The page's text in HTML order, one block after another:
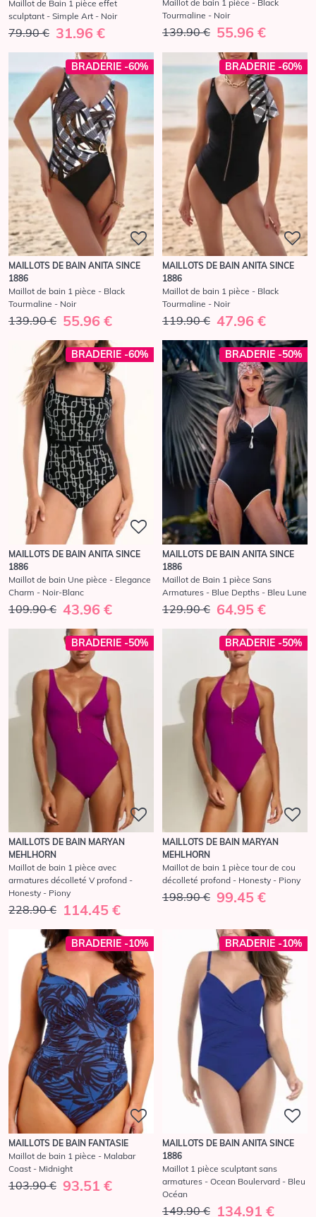
Maillot de Bain 1 pièce effet
sculptant - Simple Art - Noir
79.90 € 31.96 €
Maillot de bain 1 pièce - Black
Tourmaline - Noir
139.90 € 55.96 €
BRADERIE -60%
MAILLOTS DE BAIN ANITA SINCE
1886
Maillot de bain 1 pièce - Black
Tourmaline - Noir
139.90 € 55.96 €
BRADERIE -60%
MAILLOTS DE BAIN ANITA SINCE
1886
Maillot de bain 1 pièce - Black
Tourmaline - Noir
119.90 € 47.96 €
BRADERIE -60%
MAILLOTS DE BAIN ANITA SINCE
1886
Maillot de bain Une pièce - Elegance
Charm - Noir-Blanc
109.90 € 43.96 €
BRADERIE -50%
MAILLOTS DE BAIN ANITA SINCE
1886
Maillot de Bain 1 pièce Sans
Armatures - Blue Depths - Bleu Lune
129.90 € 64.95 €
BRADERIE -50%
MAILLOTS DE BAIN MARYAN
MEHLHORN
Maillot de bain 1 pièce avec
armatures décolleté V profond -
Honesty - Piony
228.90 € 114.45 €
BRADERIE -50%
MAILLOTS DE BAIN MARYAN
MEHLHORN
Maillot de bain 1 pièce tour de cou
décolleté profond - Honesty - Piony
198.90 € 99.45 €
BRADERIE -10%
MAILLOTS DE BAIN FANTASIE
Maillot de bain 1 pièce - Malabar
Coast - Midnight
103.90 € 93.51 €
BRADERIE -10%
MAILLOTS DE BAIN ANITA SINCE
1886
Maillot 1 pièce sculptant sans
armatures - Ocean Boulervard - Bleu
Océan
149.90 € 134.91 €